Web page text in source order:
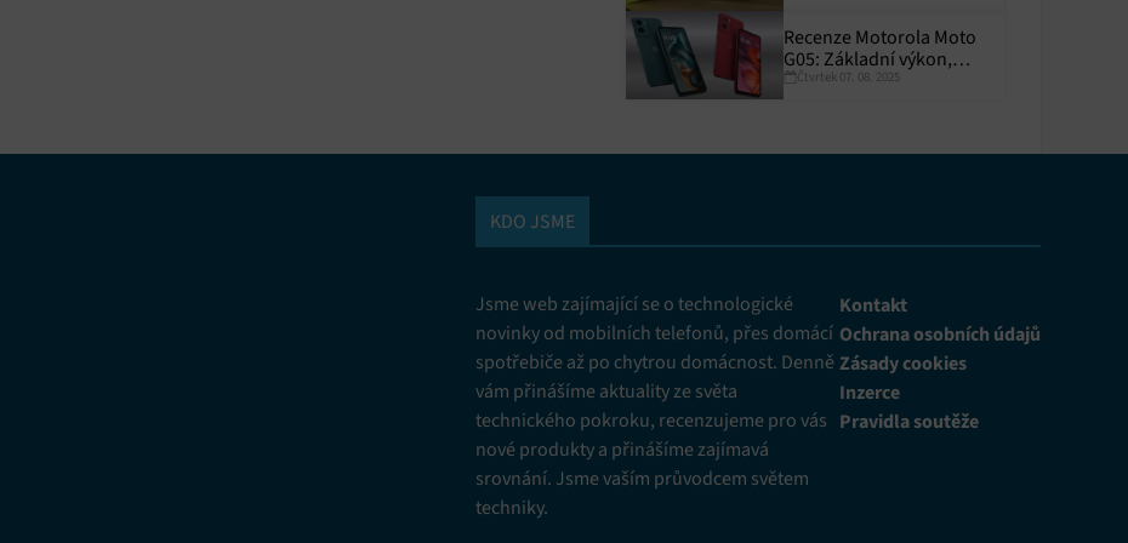
Recenze Motorola Moto
G05: Základní výkon,
skvělá výdrž
Čtvrtek 07. 08. 2025
KDO JSME
Jsme web zajímající se o technologické
novinky od mobilních telefonů, přes domácí
spotřebiče až po chytrou domácnost. Denně
vám přinášíme aktuality ze světa
technického pokroku, recenzujeme pro vás
nové produkty a přinášíme zajímavá
srovnání. Jsme vaším průvodcem světem
techniky.
Kontakt
Ochrana osobních údajů
Zásady cookies
Inzerce
Pravidla soutěže